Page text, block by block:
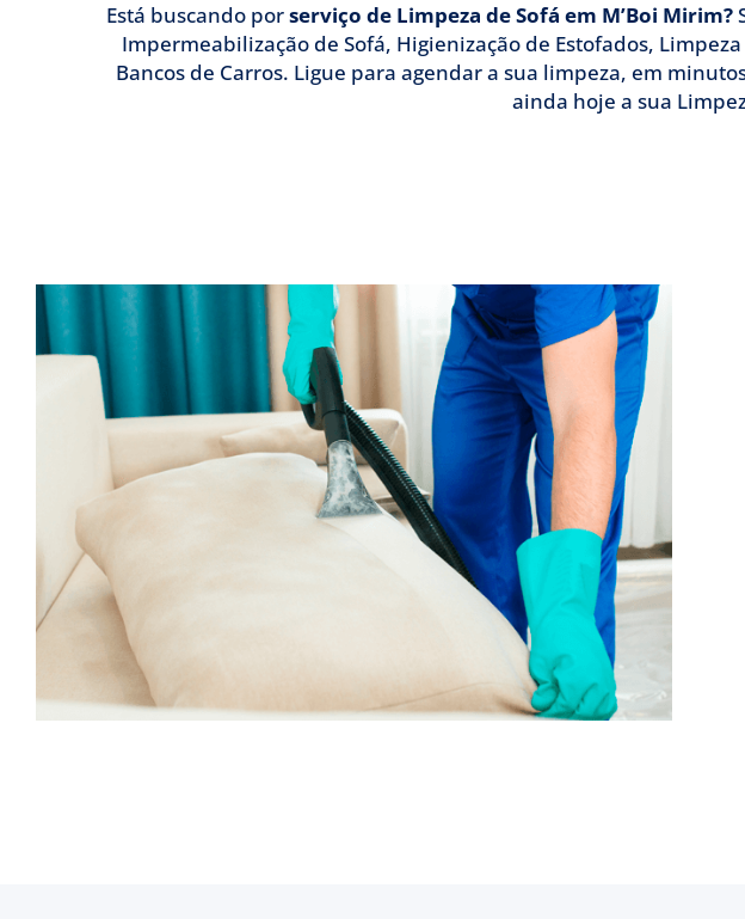
Está buscando porserviço de Limpeza de Sofá em M’Boi Mirim?
Impermeabilização de Sofá, Higienização de Estofados,
Bancos de Carros. Ligue para agendar a sua limpeza, em
ainda hoje a sua